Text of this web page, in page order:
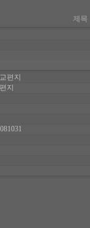
제목
편지
지